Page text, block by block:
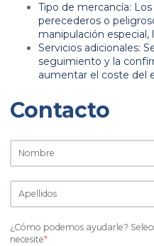
Tipo de mercancía:
perecederos o
manipulación
Servicios adicionales:
seguimiento y la
aumentar el coste del
Contacto
¿Cómo podemos ayudarle?
necesite*